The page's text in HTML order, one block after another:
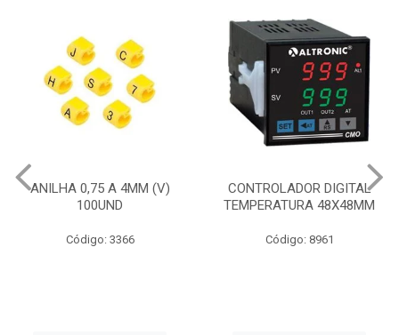
ANILHA 0,75 A 4MM (V)
100UND
Código: 3366
CONTROLADOR DIGITAL
TEMPERATURA 48X48MM
Código: 8961